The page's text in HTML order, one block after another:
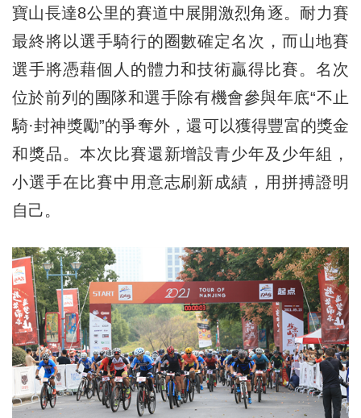
寶山長達8公里的賽道中展開激烈角逐。耐力賽
最終將以選手騎行的圈數確定名次，而山地賽
選手將憑藉個人的體力和技術贏得比賽。名次
位於前列的團隊和選手除有機會參與年底“不止
騎·封神獎勵”的爭奪外，還可以獲得豐富的獎金
和獎品。本次比賽還新增設青少年及少年組，
小選手在比賽中用意志刷新成績，用拼搏證明
自己。